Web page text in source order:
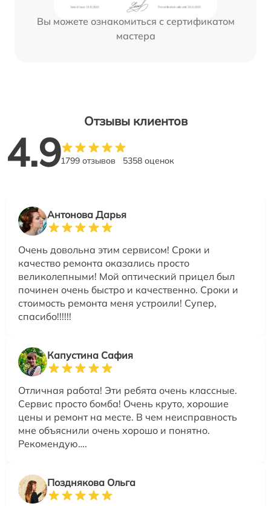
Вы можете ознакомиться с сертификатом
мастера
Отзывы клиентов
4.91799 отзывов 5358 оценок
Антонова Дарья
Очень довольна этим сервисом! Сроки и
качество ремонта оказались просто
великолепными! Мой оптический прицел был
починен очень быстро и качественно. Сроки и
стоимость ремонта меня устроили! Супер,
спасибо!!!!!!
Капустина Сафия
Отличная работа! Эти ребята очень классные.
Сервис просто бомба! Очень круто, хорошие
цены и ремонт на месте. В чем неисправность
мне объяснили очень хорошо и понятно.
Рекомендую….
Позднякова Ольга